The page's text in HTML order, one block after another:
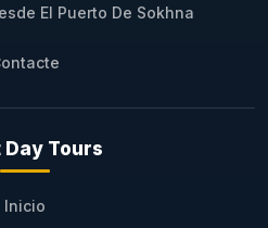
El Puerto De Sokhna
Day Tours
Inicio